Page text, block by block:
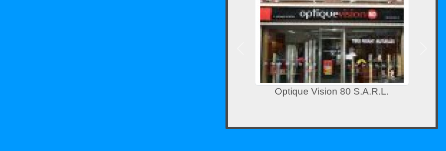
Optique Vision 80 S.A.R.L.
Précedent